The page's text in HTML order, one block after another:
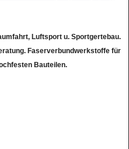
Luftsport u. Sportgertebau.
Faserverbundwerkstoffe für
Bauteilen.